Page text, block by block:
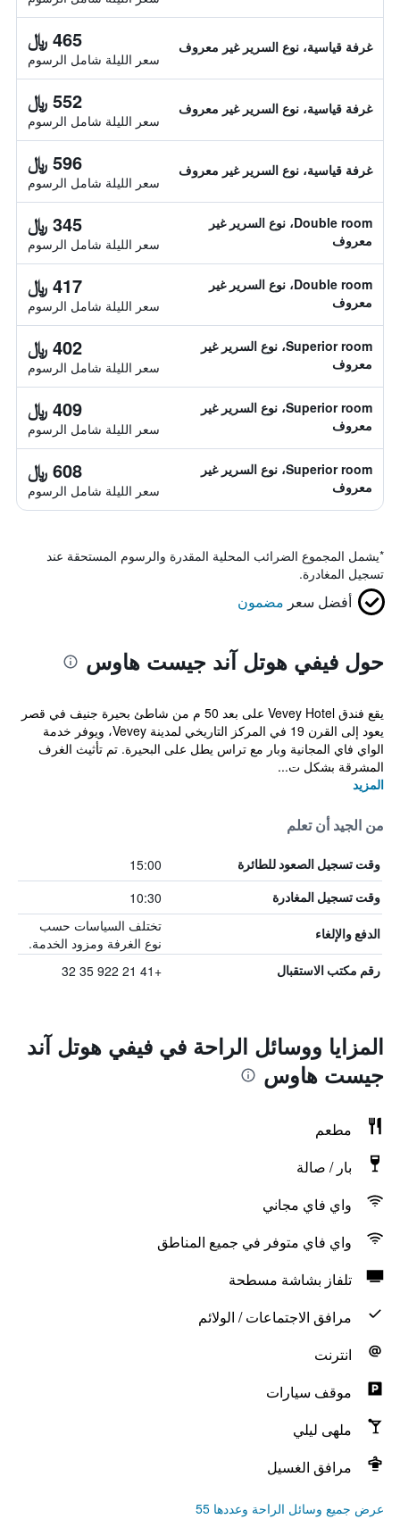
غرفة قياسية، نوع السرير غير معروف 465 ﷼
سعر الليلة شامل الرسوم
غرفة قياسية، نوع السرير غير معروف 552 ﷼
سعر الليلة شامل الرسوم
غرفة قياسية، نوع السرير غير معروف 596 ﷼
سعر الليلة شامل الرسوم
Double room، نوع السرير غير
معروف
345 ﷼
سعر الليلة شامل الرسوم
Double room، نوع السرير غير
معروف
417 ﷼
سعر الليلة شامل الرسوم
Superior room، نوع السرير غير
معروف
402 ﷼
سعر الليلة شامل الرسوم
Superior room، نوع السرير غير
معروف
409 ﷼
سعر الليلة شامل الرسوم
Superior room، نوع السرير غير
معروف
608 ﷼
سعر الليلة شامل الرسوم
*يشمل المجموع الضرائب المحلية المقدرة والرسوم المستحقة عند
تسجيل المغادرة.
أفضل سعر مضمون
حول فيفي هوتل آند جيست هاوس
يقع فندق Vevey Hotel على بعد 50 م من شاطئ بحيرة جنيف في قصر
يعود إلى القرن 19 في المركز التاريخي لمدينة Vevey، ويوفر خدمة
الواي فاي المجانية وبار مع تراس يطل على البحيرة. تم تأثيث الغرف
المشرقة بشكل ت...
المزيد
من الجيد أن تعلم
وقت تسجيل الصعود للطائرة 15:00
وقت تسجيل المغادرة 10:30
الدفع والإلغاء
تختلف السياسات حسب
نوع الغرفة ومزود الخدمة.
رقم مكتب الاستقبال +41 21 922 35 32
المزايا ووسائل الراحة في فيفي هوتل آند
جيست هاوس
مطعم
بار / صالة
واي فاي مجاني
واي فاي متوفر في جميع المناطق
تلفاز بشاشة مسطحة
مرافق الاجتماعات / الولائم
انترنت
موقف سيارات
ملهى ليلي
مرافق الغسيل
عرض جميع وسائل الراحة وعددها 55